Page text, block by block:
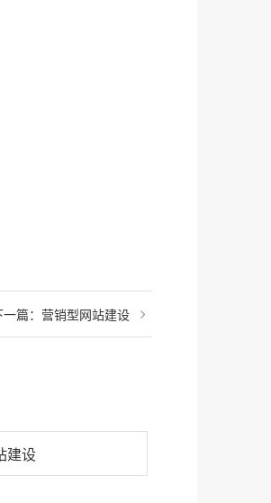
一篇：营销型网站建设
建设